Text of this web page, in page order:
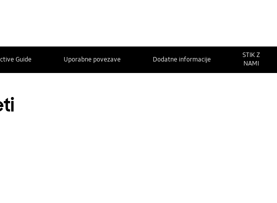
Guide Uporabne povezave Dodatne informacije
STIK Z
NAMI